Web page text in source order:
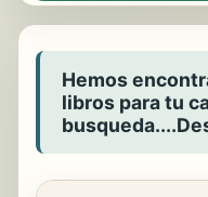
Hemos
libros para tu